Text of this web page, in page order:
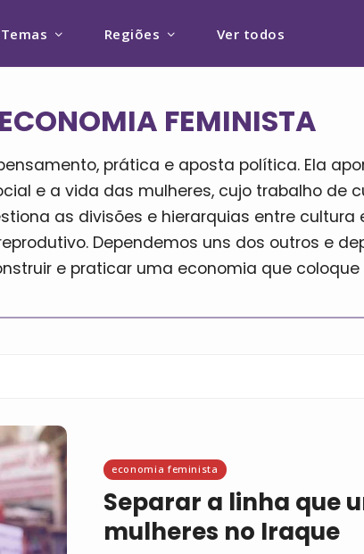
Temas Regiões Ver todos
ECONOMIA FEMINISTA
prática e aposta política. Ela
e a vida das mulheres, cujo trabalho de
as divisões e hierarquias entre cultura
Dependemos uns dos outros e
e praticar uma economia que
economia feminista
Separar a linha que
mulheres no Iraque